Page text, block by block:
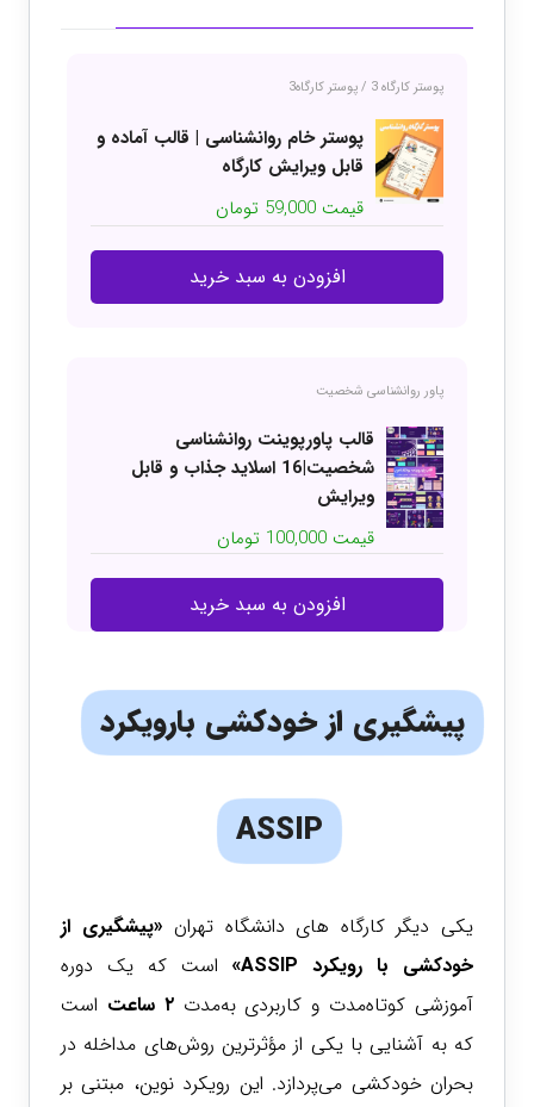
پوستر کارگاه 3 /پوستر کارگاه3
پوستر خام روانشناسی | قالب آماده و
قابل ویرایش کارگاه
قیمت 59,000 تومان
افزودن به سبد خرید
پاور روانشناسی شخصیت
قالب پاورپوینت روانشناسی
شخصیت|16 اسلاید جذاب و قابل
ویرایش
قیمت 100,000 تومان
افزودن به سبد خرید
پیشگیری از خودکشی بارویکرد
ASSIP
یکی دیگر کارگاه های دانشگاه تهران«پیشگیری از
خودکشی با رویکرد ASSIP»
است که یک دوره
آموزشی کوتاه‌مدت و کاربردی به‌مدت ۲ ساعت
است
که به آشنایی با یکی از مؤثرترین روش‌های مداخله در
بحران خودکشی می‌پردازد. این رویکرد نوین، مبتنی بر